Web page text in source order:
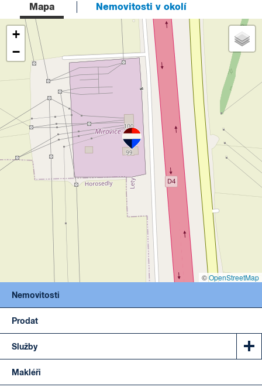
Mapa Nemovitosti v okolí
+
−
©OpenStreetMap
Nemovitosti
Prodat
Služby
Makléři